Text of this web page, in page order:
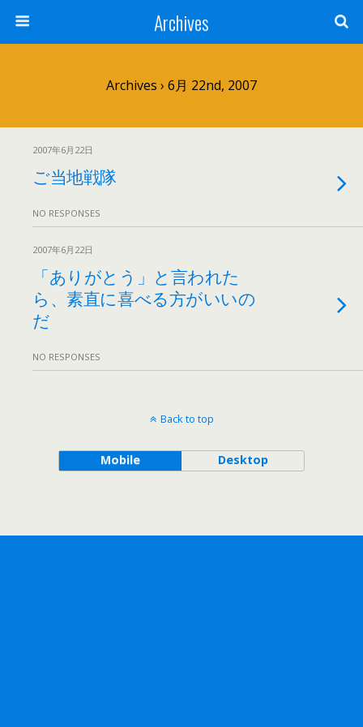
Archives
Archives › 6月 22nd, 2007
2007年6月22日
ご当地戦隊
NO RESPONSES
2007年6月22日
「ありがとう」と言われた
ら、素直に喜べる方がいいの
だ
NO RESPONSES
Back to top
Mobile Desktop